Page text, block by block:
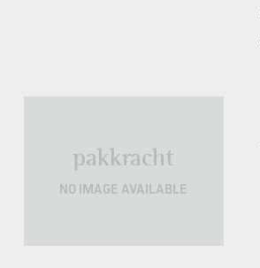
pakkracht
NO IMAGE AVAILABLE